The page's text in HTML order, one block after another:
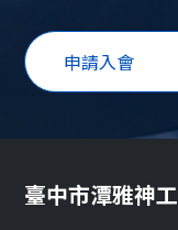
申請入會
臺中市潭雅神